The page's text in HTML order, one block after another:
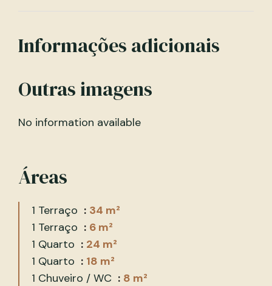
Informações adicionais
Outras imagens
No information available
Áreas
1 Terraço
34 m²
1 Terraço
6 m²
1 Quarto
24 m²
1 Quarto
18 m²
1 Chuveiro / WC
8 m²